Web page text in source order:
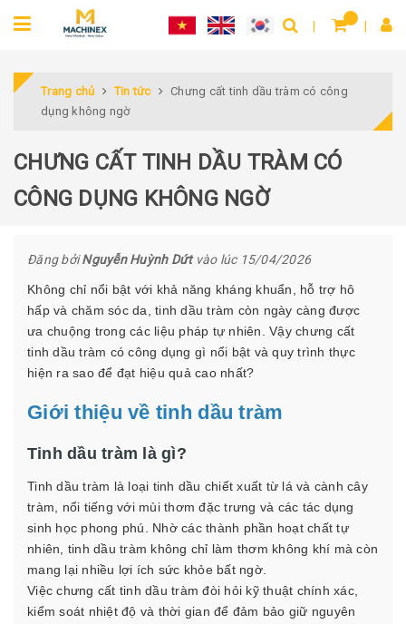
Trang chủ Tin tức
Chưng cất tinh dầu tràm có công
dụng không ngờ
CHƯNG CẤT TINH DẦU TRÀM CÓ
CÔNG DỤNG KHÔNG NGỜ
Đăng bởiNguyễn Huỳnh Dứtvào lúc 15/04/2026
Không chỉ nổi bật với khả năng kháng khuẩn, hỗ trợ hô
hấp và chăm sóc da, tinh dầu tràm còn ngày càng được
ưa chuộng trong các liệu pháp tự nhiên. Vậy chưng cất
tinh dầu tràm có công dụng gì nổi bật và quy trình thực
hiện ra sao để đạt hiệu quả cao nhất?
Giới thiệu về tinh dầu tràm
Tinh dầu tràm là gì?
Tinh dầu tràm là loại tinh dầu chiết xuất từ lá và cành cây
tràm, nổi tiếng với mùi thơm đặc trưng và các tác dụng
sinh học phong phú. Nhờ các thành phần hoạt chất tự
nhiên, tinh dầu tràm không chỉ làm thơm không khí mà còn
mang lại nhiều lợi ích sức khỏe bất ngờ.
Việc chưng cất tinh dầu tràm đòi hỏi kỹ thuật chính xác,
kiểm soát nhiệt độ và thời gian để đảm bảo giữ nguyên